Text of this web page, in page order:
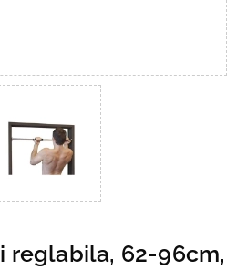
reglabila, 62-96cm,